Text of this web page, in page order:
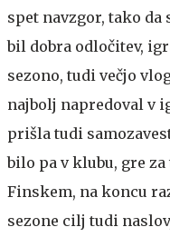
spet navzgor, tako da
bil dobra odločitev,
sezono, tudi večjo
najbolj napredoval v
prišla tudi
bilo pa v klubu, gre za
Finskem, na koncu
sezone cilj tudi